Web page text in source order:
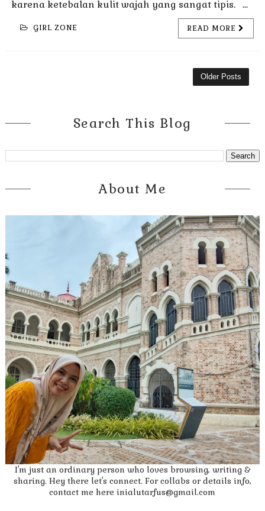
karena ketebalan kulit wajah yang sangat tipis. ...
GIRL ZONE READ MORE
Older Posts
Search This Blog
About Me
I'm just an ordinary person who loves browsing, writing &
sharing. Hey there let's connect. For collabs or details info,
contact me here inialutarfus@gmail.com